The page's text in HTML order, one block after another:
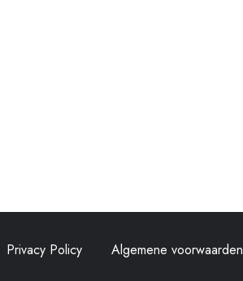
Privacy Policy Algemene voorwaarden